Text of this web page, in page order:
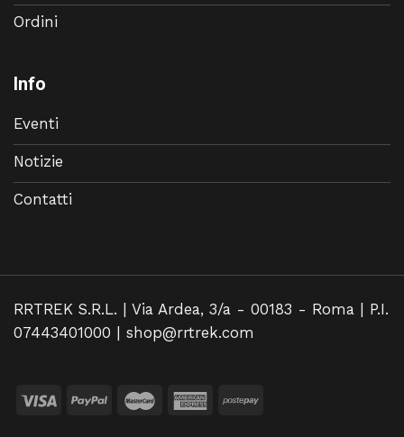
Ordini
Info
Eventi
Notizie
Contatti
RRTREK S.R.L. | Via Ardea, 3/a - 00183 - Roma | P.I.
07443401000 | shop@rrtrek.com